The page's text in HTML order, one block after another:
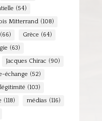
(54)
Mitterrand (108)
(66) Grèce (64)
(63)
Jacques Chirac (90)
échange (52)
légitimité (103)
(118) médias (116)